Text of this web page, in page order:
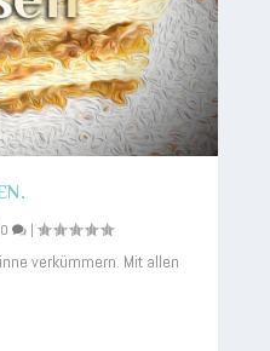
0 |
verkümmern. Mit allen